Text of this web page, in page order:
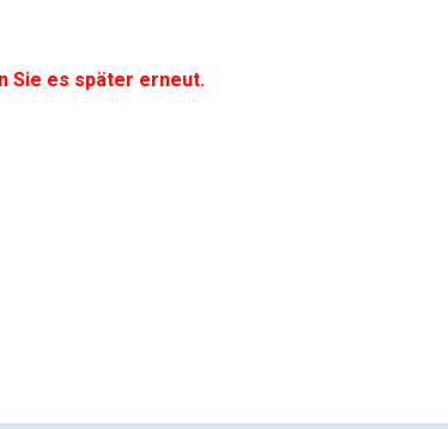
Sie es später erneut.